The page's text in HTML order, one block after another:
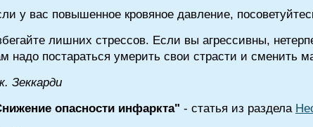
у вас повышенное кровяное давление,
лишних стрессов. Если вы агрессивны,
надо постараться умерить свои страсти и сменить
Зеккарди
опасности инфаркта" - статья из раздела